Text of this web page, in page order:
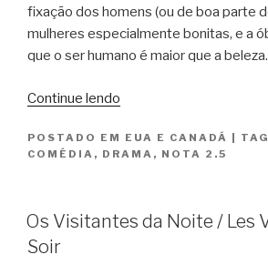
fixação dos homens (ou de boa parte
mulheres especialmente bonitas, e a
que o ser humano é maior que a beleza.
Continue lendo
Seduzir
/
POSTADO EM EUA E CANADÁ
COMÉDIA , DRAMA , NOTA 2.5
Os Visitantes da Noite / Les
Soir